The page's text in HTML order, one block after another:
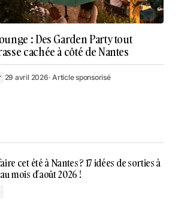
: Des Garden Party tout
cachée à côté de Nantes
29 avril 2026· Article sponsorisé
cet été à Nantes ? 17 idées de sorties à
mois d’août 2026 !